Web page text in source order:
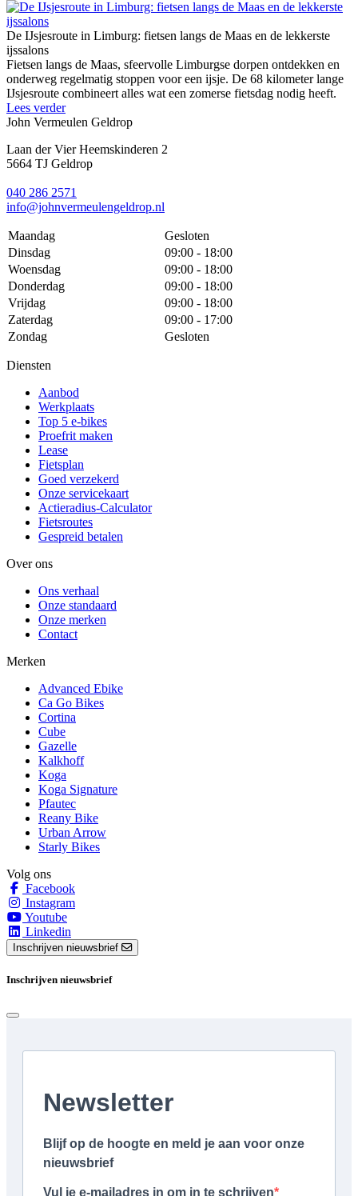
De IJsjesroute in Limburg: fietsen langs de Maas en de lekkerste
ijssalons
Fietsen langs de Maas, sfeervolle Limburgse dorpen ontdekken en
onderweg regelmatig stoppen voor een ijsje. De 68 kilometer lange
IJsjesroute combineert alles wat een zomerse fietsdag nodig heeft.
Lees verder
John Vermeulen Geldrop
Laan der Vier Heemskinderen 2
5664 TJ Geldrop
040 286 2571
info@johnvermeulengeldrop.nl
Maandag
Gesloten
Dinsdag
09:00 - 18:00
Woensdag
09:00 - 18:00
Donderdag
09:00 - 18:00
Vrijdag
09:00 - 18:00
Zaterdag
09:00 - 17:00
Zondag
Gesloten
Diensten
Aanbod
Werkplaats
Top 5 e-bikes
Proefrit maken
Lease
Fietsplan
Goed verzekerd
Onze servicekaart
Actieradius-Calculator
Fietsroutes
Gespreid betalen
Over ons
Ons verhaal
Onze standaard
Onze merken
Contact
Merken
Advanced Ebike
Ca Go Bikes
Cortina
Cube
Gazelle
Kalkhoff
Koga
Koga Signature
Pfautec
Reany Bike
Urban Arrow
Starly Bikes
Volg ons
Facebook
Instagram
Youtube
Linkedin
Inschrijven nieuwsbrief
Inschrijven nieuwsbrief